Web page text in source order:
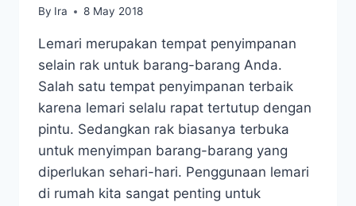
By Ira 8 May 2018
Lemari merupakan tempat penyimpanan
selain rak untuk barang-barang Anda.
Salah satu tempat penyimpanan terbaik
karena lemari selalu rapat tertutup dengan
pintu. Sedangkan rak biasanya terbuka
untuk menyimpan barang-barang yang
diperlukan sehari-hari. Penggunaan lemari
di rumah kita sangat penting untuk